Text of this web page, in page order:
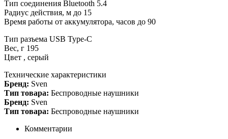
Тип соединения Bluetooth 5.4
Радиус действия, м до 15
Время работы от аккумулятора, часов до 90
Тип разъема USB Type-C
Вес, г 195
Цвет , серый
Технические характеристики
Бренд: Sven
Тип товара: Беспроводные наушники
Бренд: Sven
Тип товара: Беспроводные наушники
Комментарии